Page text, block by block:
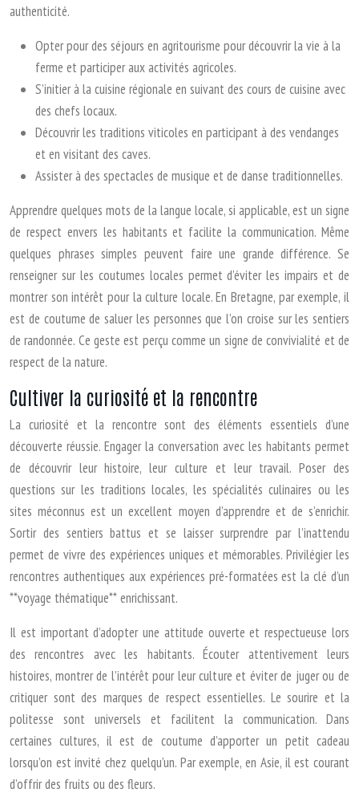
authenticité.
Opter pour des séjours en agritourisme pour découvrir la vie à la
ferme et participer aux activités agricoles.
S’initier à la cuisine régionale en suivant des cours de cuisine avec
des chefs locaux.
Découvrir les traditions viticoles en participant à des vendanges
et en visitant des caves.
Assister à des spectacles de musique et de danse traditionnelles.
Apprendre quelques mots de la langue locale, si applicable, est un signe
de respect envers les habitants et facilite la communication. Même
quelques phrases simples peuvent faire une grande différence. Se
renseigner sur les coutumes locales permet d’éviter les impairs et de
montrer son intérêt pour la culture locale. En Bretagne, par exemple, il
est de coutume de saluer les personnes que l’on croise sur les sentiers
de randonnée. Ce geste est perçu comme un signe de convivialité et de
respect de la nature.
Cultiver la curiosité et la rencontre
La curiosité et la rencontre sont des éléments essentiels d’une
découverte réussie. Engager la conversation avec les habitants permet
de découvrir leur histoire, leur culture et leur travail. Poser des
questions sur les traditions locales, les spécialités culinaires ou les
sites méconnus est un excellent moyen d’apprendre et de s’enrichir.
Sortir des sentiers battus et se laisser surprendre par l’inattendu
permet de vivre des expériences uniques et mémorables. Privilégier les
rencontres authentiques aux expériences pré-formatées est la clé d’un
**voyage thématique** enrichissant.
Il est important d’adopter une attitude ouverte et respectueuse lors
des rencontres avec les habitants. Écouter attentivement leurs
histoires, montrer de l’intérêt pour leur culture et éviter de juger ou de
critiquer sont des marques de respect essentielles. Le sourire et la
politesse sont universels et facilitent la communication. Dans
certaines cultures, il est de coutume d’apporter un petit cadeau
lorsqu’on est invité chez quelqu’un. Par exemple, en Asie, il est courant
d’offrir des fruits ou des fleurs.